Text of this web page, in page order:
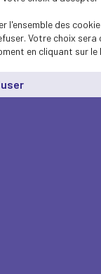
l'ensemble des
Votre choix
en cliquant sur le